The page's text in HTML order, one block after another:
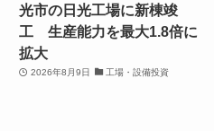
光市の日光工場に新棟竣
工 生産能力を最大1.8倍に
拡大
2026年8月9日 工場・設備投資